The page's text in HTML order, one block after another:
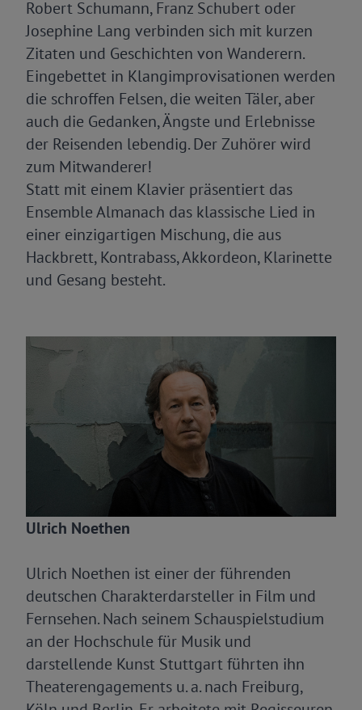
Robert Schumann, Franz Schubert oder
Josephine Lang verbinden sich mit kurzen
Zitaten und Geschichten von Wanderern.
Eingebettet in Klangimprovisationen werden
die schroffen Felsen, die weiten Täler, aber
auch die Gedanken, Ängste und Erlebnisse
der Reisenden lebendig. Der Zuhörer wird
zum Mitwanderer!
Statt mit einem Klavier präsentiert das
Ensemble Almanach das klassische Lied in
einer einzigartigen Mischung, die aus
Hackbrett, Kontrabass, Akkordeon, Klarinette
und Gesang besteht.
Ulrich Noethen
Ulrich Noethen ist einer der führenden
deutschen Charakterdarsteller in Film und
Fernsehen. Nach seinem Schauspielstudium
an der Hochschule für Musik und
darstellende Kunst Stuttgart führten ihn
Theaterengagements u. a. nach Freiburg,